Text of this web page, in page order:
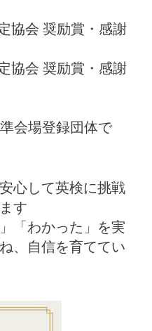
協会 奨励賞・感謝
協会 奨励賞・感謝
会場登録団体で
心して英検に挑戦
す
「わかった」を実
、自信を育ててい